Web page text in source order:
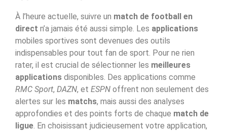
À l’heure actuelle, suivre un match de football en
direct n’a jamais été aussi simple. Les applications
mobiles sportives sont devenues des outils
indispensables pour tout fan de sport. Pour ne rien
rater, il est crucial de sélectionner les meilleures
applications disponibles. Des applications comme
RMC Sport, DAZN, et ESPN offrent non seulement des
alertes sur les matchs, mais aussi des analyses
approfondies et des points forts de chaque match de
ligue. En choisissant judicieusement votre application,